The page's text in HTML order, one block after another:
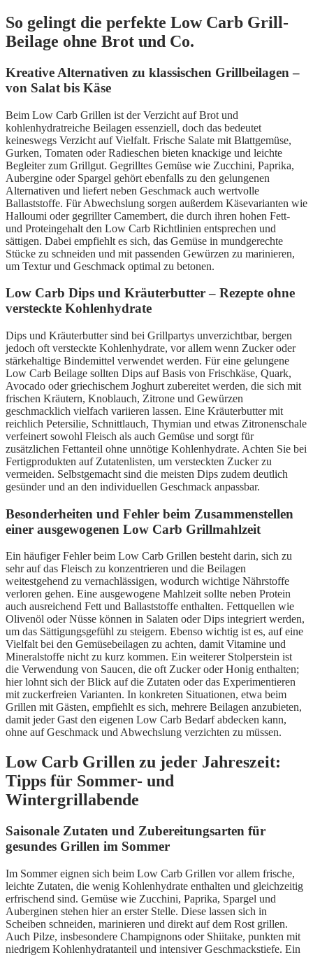
So gelingt die perfekte Low Carb Grill-
Beilage ohne Brot und Co.
Kreative Alternativen zu klassischen Grillbeilagen –
von Salat bis Käse
Beim Low Carb Grillen ist der Verzicht auf Brot und
kohlenhydratreiche Beilagen essenziell, doch das bedeutet
keineswegs Verzicht auf Vielfalt. Frische Salate mit Blattgemüse,
Gurken, Tomaten oder Radieschen bieten knackige und leichte
Begleiter zum Grillgut. Gegrilltes Gemüse wie Zucchini, Paprika,
Aubergine oder Spargel gehört ebenfalls zu den gelungenen
Alternativen und liefert neben Geschmack auch wertvolle
Ballaststoffe. Für Abwechslung sorgen außerdem Käsevarianten wie
Halloumi oder gegrillter Camembert, die durch ihren hohen Fett-
und Proteingehalt den Low Carb Richtlinien entsprechen und
sättigen. Dabei empfiehlt es sich, das Gemüse in mundgerechte
Stücke zu schneiden und mit passenden Gewürzen zu marinieren,
um Textur und Geschmack optimal zu betonen.
Low Carb Dips und Kräuterbutter – Rezepte ohne
versteckte Kohlenhydrate
Dips und Kräuterbutter sind bei Grillpartys unverzichtbar, bergen
jedoch oft versteckte Kohlenhydrate, vor allem wenn Zucker oder
stärkehaltige Bindemittel verwendet werden. Für eine gelungene
Low Carb Beilage sollten Dips auf Basis von Frischkäse, Quark,
Avocado oder griechischem Joghurt zubereitet werden, die sich mit
frischen Kräutern, Knoblauch, Zitrone und Gewürzen
geschmacklich vielfach variieren lassen. Eine Kräuterbutter mit
reichlich Petersilie, Schnittlauch, Thymian und etwas Zitronenschale
verfeinert sowohl Fleisch als auch Gemüse und sorgt für
zusätzlichen Fettanteil ohne unnötige Kohlenhydrate. Achten Sie bei
Fertigprodukten auf Zutatenlisten, um versteckten Zucker zu
vermeiden. Selbstgemacht sind die meisten Dips zudem deutlich
gesünder und an den individuellen Geschmack anpassbar.
Besonderheiten und Fehler beim Zusammenstellen
einer ausgewogenen Low Carb Grillmahlzeit
Ein häufiger Fehler beim Low Carb Grillen besteht darin, sich zu
sehr auf das Fleisch zu konzentrieren und die Beilagen
weitestgehend zu vernachlässigen, wodurch wichtige Nährstoffe
verloren gehen. Eine ausgewogene Mahlzeit sollte neben Protein
auch ausreichend Fett und Ballaststoffe enthalten. Fettquellen wie
Olivenöl oder Nüsse können in Salaten oder Dips integriert werden,
um das Sättigungsgefühl zu steigern. Ebenso wichtig ist es, auf eine
Vielfalt bei den Gemüsebeilagen zu achten, damit Vitamine und
Mineralstoffe nicht zu kurz kommen. Ein weiterer Stolperstein ist
die Verwendung von Saucen, die oft Zucker oder Honig enthalten;
hier lohnt sich der Blick auf die Zutaten oder das Experimentieren
mit zuckerfreien Varianten. In konkreten Situationen, etwa beim
Grillen mit Gästen, empfiehlt es sich, mehrere Beilagen anzubieten,
damit jeder Gast den eigenen Low Carb Bedarf abdecken kann,
ohne auf Geschmack und Abwechslung verzichten zu müssen.
Low Carb Grillen zu jeder Jahreszeit:
Tipps für Sommer- und
Wintergrillabende
Saisonale Zutaten und Zubereitungsarten für
gesundes Grillen im Sommer
Im Sommer eignen sich beim Low Carb Grillen vor allem frische,
leichte Zutaten, die wenig Kohlenhydrate enthalten und gleichzeitig
erfrischend sind. Gemüse wie Zucchini, Paprika, Spargel und
Auberginen stehen hier an erster Stelle. Diese lassen sich in
Scheiben schneiden, marinieren und direkt auf dem Rost grillen.
Auch Pilze, insbesondere Champignons oder Shiitake, punkten mit
niedrigem Kohlenhydratanteil und intensiver Geschmackstiefe. Ein